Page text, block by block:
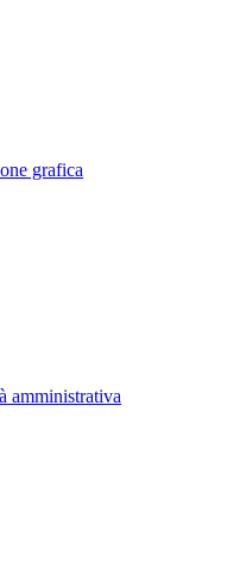
grafica
amministrativa